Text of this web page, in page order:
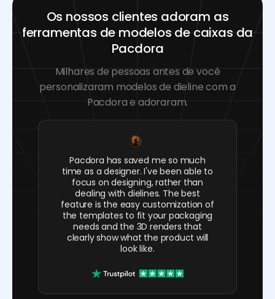
Os nossos clientes adoram as
ferramentas de modelos de caixas da
Pacdora
Milhares de pessoas antes de você
personalizaram modelos de dieline com a
Pacdora e adoraram.
Pacdora has saved me so much
time as a designer. I've been able to
focus on designing, rather than
dealing with dielines. The best
feature is the easy customization of
the templates to fit your packaging
needs and the 3D renders that
clearly show what the product will
look like.